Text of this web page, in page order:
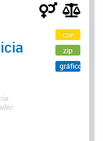
csv
zip
gráfico